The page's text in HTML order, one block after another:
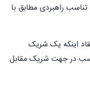
تناسب راهبردی مطابق با
اینکه یک شریک
در جهت شریک مقابل